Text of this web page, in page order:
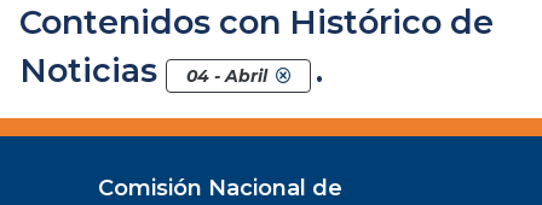
Contenidos con Histórico de
Noticias
04 - Abril .
Comisión Nacional de